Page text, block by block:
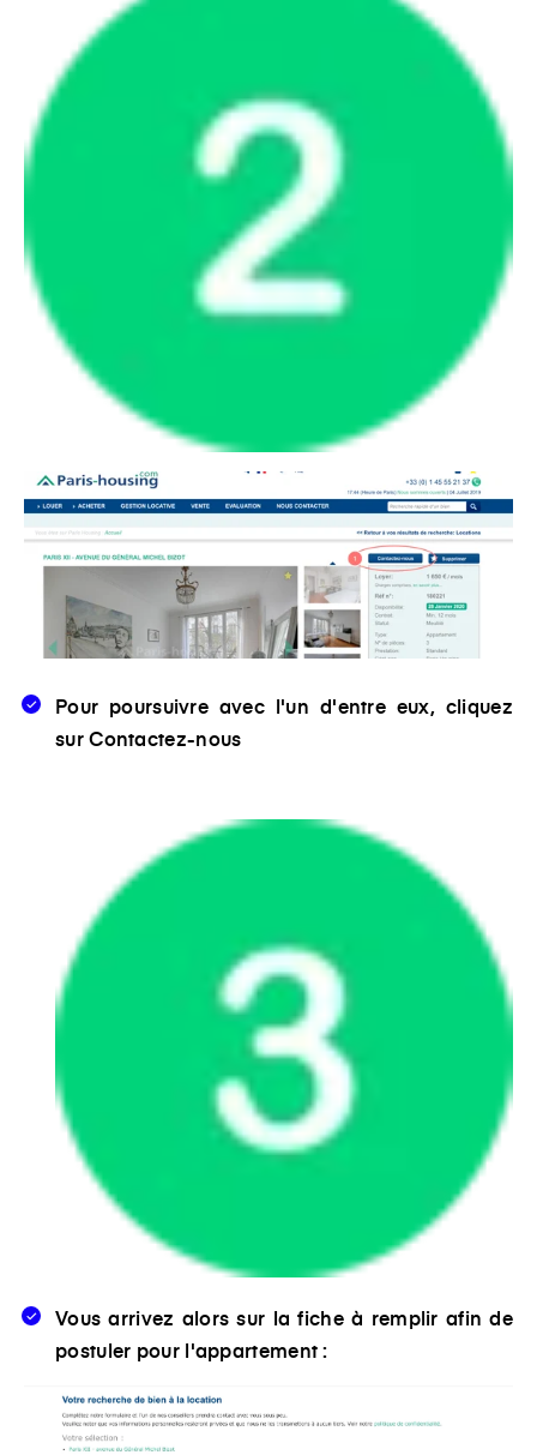
Pour poursuivre avec l'un d'entre eux, cliquez
surContactez-nous
Vous arrivez alors sur la fiche à remplir afin de
postuler pour l'appartement :